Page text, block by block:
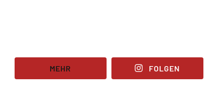
MEHR FOLGEN